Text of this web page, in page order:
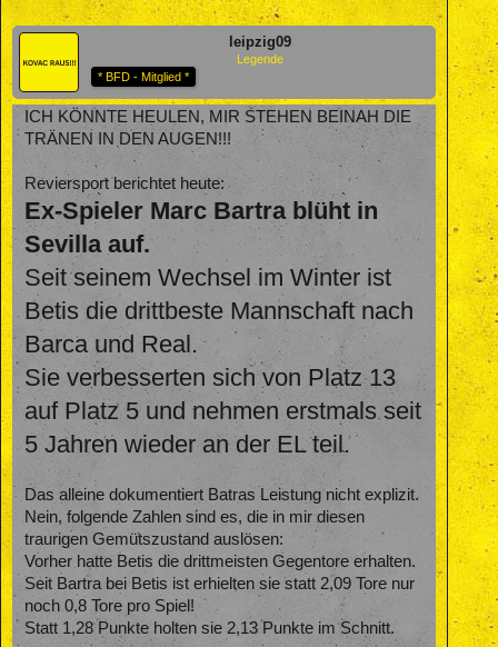
leipzig09
Legende
* BFD - Mitglied *
ICH KÖNNTE HEULEN, MIR STEHEN BEINAH DIE
TRÄNEN IN DEN AUGEN!!!
Reviersport berichtet heute:
Ex-Spieler Marc Bartra blüht in
Sevilla auf.
Seit seinem Wechsel im Winter ist
Betis die drittbeste Mannschaft nach
Barca und Real.
Sie verbesserten sich von Platz 13
auf Platz 5 und nehmen erstmals seit
5 Jahren wieder an der EL teil.
Das alleine dokumentiert Batras Leistung nicht explizit.
Nein, folgende Zahlen sind es, die in mir diesen
traurigen Gemütszustand auslösen:
Vorher hatte Betis die drittmeisten Gegentore erhalten.
Seit Bartra bei Betis ist erhielten sie statt 2,09 Tore nur
noch 0,8 Tore pro Spiel!
Statt 1,28 Punkte holten sie 2,13 Punkte im Schnitt.